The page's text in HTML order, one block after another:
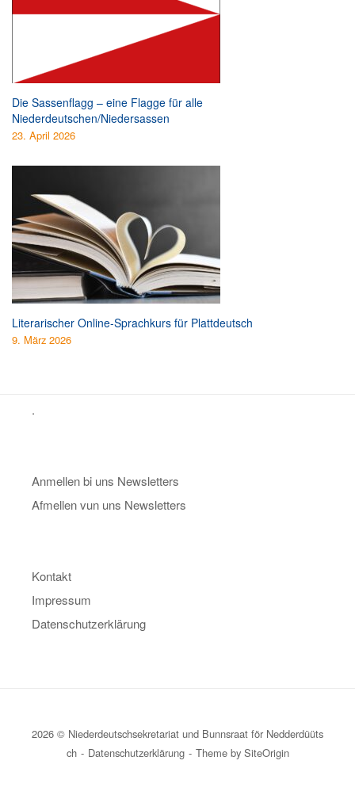
Die Sassenflagg – eine Flagge für alle
Niederdeutschen/Niedersassen
23. April 2026
Literarischer Online-Sprachkurs für Plattdeutsch
9. März 2026
.
Anmellen bi uns Newsletters
Afmellen vun uns Newsletters
Kontakt
Impressum
Datenschutzerklärung
2026 © Niederdeutschsekretariat und Bunnsraat för Nedderdüüts
ch
Datenschutzerklärung Theme by SiteOrigin